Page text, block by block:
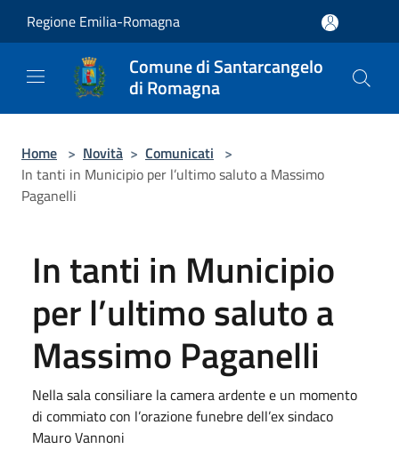
Regione Emilia-Romagna
Comune di Santarcangelo
di Romagna
Home > Novità > Comunicati >
In tanti in Municipio per l’ultimo saluto a Massimo
Paganelli
In tanti in Municipio
per l’ultimo saluto a
Massimo Paganelli
Nella sala consiliare la camera ardente e un momento
di commiato con l’orazione funebre dell’ex sindaco
Mauro Vannoni